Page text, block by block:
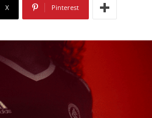
X Pinterest